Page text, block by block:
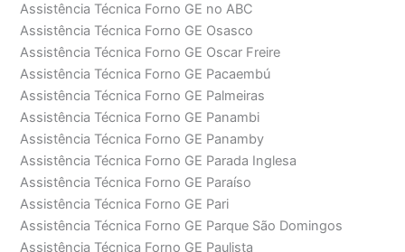
Assistência Técnica Forno GE no ABC
Assistência Técnica Forno GE Osasco
Assistência Técnica Forno GE Oscar Freire
Assistência Técnica Forno GE Pacaembú
Assistência Técnica Forno GE Palmeiras
Assistência Técnica Forno GE Panambi
Assistência Técnica Forno GE Panamby
Assistência Técnica Forno GE Parada Inglesa
Assistência Técnica Forno GE Paraíso
Assistência Técnica Forno GE Pari
Assistência Técnica Forno GE Parque São Domingos
Assistência Técnica Forno GE Paulista